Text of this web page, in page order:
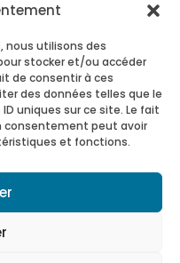
nous utilisons des
stocker et/ou accéder
de consentir à ces
des données telles que le
uniques sur ce site. Le fait
consentement peut avoir
et fonctions.